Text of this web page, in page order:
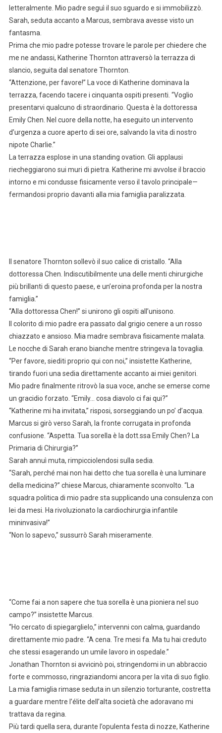
letteralmente. Mio padre seguì il suo sguardo e si immobilizzò.
Sarah, seduta accanto a Marcus, sembrava avesse visto un
fantasma.
Prima che mio padre potesse trovare le parole per chiedere che
me ne andassi, Katherine Thornton attraversò la terrazza di
slancio, seguita dal senatore Thornton.
“Attenzione, per favore!” La voce di Katherine dominava la
terrazza, facendo tacere i cinquanta ospiti presenti. “Voglio
presentarvi qualcuno di straordinario. Questa è la dottoressa
Emily Chen. Nel cuore della notte, ha eseguito un intervento
d’urgenza a cuore aperto di sei ore, salvando la vita di nostro
nipote Charlie.”
La terrazza esplose in una standing ovation. Gli applausi
riecheggiarono sui muri di pietra. Katherine mi avvolse il braccio
intorno e mi condusse fisicamente verso il tavolo principale—
fermandosi proprio davanti alla mia famiglia paralizzata.
Il senatore Thornton sollevò il suo calice di cristallo. “Alla
dottoressa Chen. Indiscutibilmente una delle menti chirurgiche
più brillanti di questo paese, e un’eroina profonda per la nostra
famiglia.”
“Alla dottoressa Chen!” si unirono gli ospiti all’unisono.
Il colorito di mio padre era passato dal grigio cenere a un rosso
chiazzato e ansioso. Mia madre sembrava fisicamente malata.
Le nocche di Sarah erano bianche mentre stringeva la tovaglia.
“Per favore, siediti proprio qui con noi,” insistette Katherine,
tirando fuori una sedia direttamente accanto ai miei genitori.
Mio padre finalmente ritrovò la sua voce, anche se emerse come
un gracidio forzato. “Emily… cosa diavolo ci fai qui?”
“Katherine mi ha invitata,” risposi, sorseggiando un po’ d’acqua.
Marcus si girò verso Sarah, la fronte corrugata in profonda
confusione. “Aspetta. Tua sorella è la dott.ssa Emily Chen? La
Primaria di Chirurgia?”
Sarah annuì muta, rimpicciolendosi sulla sedia.
“Sarah, perché mai non hai detto che tua sorella è una luminare
della medicina?” chiese Marcus, chiaramente sconvolto. “La
squadra politica di mio padre sta supplicando una consulenza con
lei da mesi. Ha rivoluzionato la cardiochirurgia infantile
mininvasiva!”
“Non lo sapevo,” sussurrò Sarah miseramente.
“Come fai a non sapere che tua sorella è una pioniera nel suo
campo?” insistette Marcus.
“Ho cercato di spiegarglielo,” intervenni con calma, guardando
direttamente mio padre. “A cena. Tre mesi fa. Ma tu hai creduto
che stessi esagerando un umile lavoro in ospedale.”
Jonathan Thornton si avvicinò poi, stringendomi in un abbraccio
forte e commosso, ringraziandomi ancora per la vita di suo figlio.
La mia famiglia rimase seduta in un silenzio torturante, costretta
a guardare mentre l’élite dell’alta società che adoravano mi
trattava da regina.
Più tardi quella sera, durante l’opulenta festa di nozze, Katherine